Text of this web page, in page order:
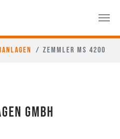
Zemmler MS 4200
GmbH